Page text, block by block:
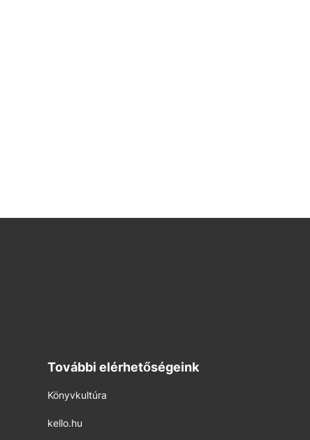
További elérhetőségeink
Könyvkultúra
kello.hu